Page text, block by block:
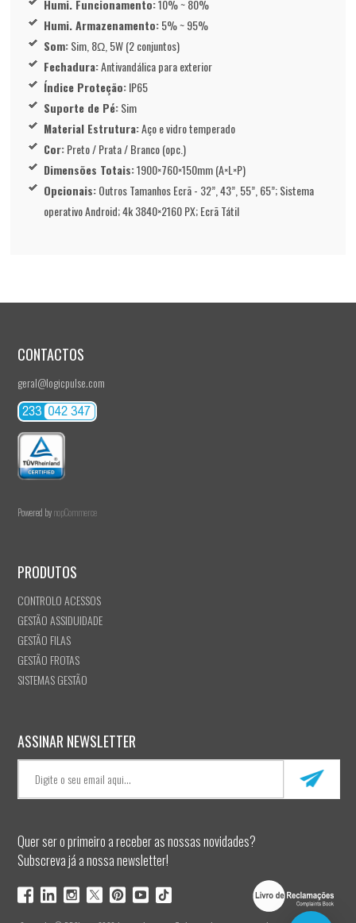
Humi. Funcionamento:10% ~ 80%
Humi. Armazenamento:5% ~ 95%
Som:Sim, 8Ω, 5W (2 conjuntos)
Fechadura:Antivandálica para exterior
Índice Proteção:IP65
Suporte de Pé:Sim
Material Estrutura:Aço e vidro temperado
Cor:Preto / Prata / Branco (opc.)
Dimensões Totais:1900×760×150mm (A×L×P)
Opcionais:Outros Tamanhos Ecrã - 32”, 43”, 55”, 65”; Sistema
operativo Android; 4k 3840×2160 PX; Ecrã Tátil
CONTACTOS
geral@logicpulse.com
Powered bynopCommerce
PRODUTOS
CONTROLO ACESSOS
GESTÃO ASSIDUIDADE
GESTÃO FILAS
GESTÃO FROTAS
SISTEMAS GESTÃO
ASSINAR NEWSLETTER
Quer ser o primeiro a receber as nossas novidades?
Subscreva já a nossa newsletter!